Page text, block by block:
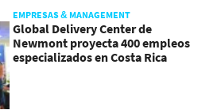
EMPRESAS & MANAGEMENT
Global Delivery Center de
Newmont proyecta 400 empleos
especializados en Costa Rica